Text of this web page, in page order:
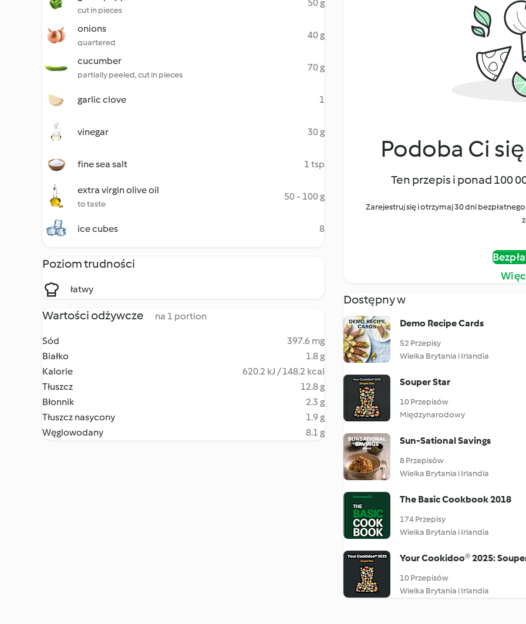
cut in pieces
50 g
onions
quartered
40 g
cucumber
partially peeled, cut in pieces
70 g
garlic clove 1
vinegar 30 g
fine sea salt 1 tsp
extra virgin olive oil
to taste
50 - 100 g
ice cubes 8
Poziom trudności
łatwy
Wartości odżywcze na 1 portion
Sód
397.6 mg
Białko
1.8 g
Kalorie
620.2 kJ / 148.2 kcal
Tłuszcz
12.8 g
Błonnik
2.3 g
Tłuszcz nasycony
1.9 g
Węglowodany
8.1 g
Podoba Ci
Ten przepis i ponad 100
Zarejestruj się i otrzymaj 30 dni
Dostępny w
Demo Recipe Cards
52 Przepisy
Wielka Brytania i Irlandia
Souper Star
10 Przepisów
Międzynarodowy
Sun-Sational Savings
8 Przepisów
Wielka Brytania i Irlandia
The Basic Cookbook 2018
174 Przepisy
Wielka Brytania i Irlandia
Your Cookidoo® 2025:
10 Przepisów
Wielka Brytania i Irlandia